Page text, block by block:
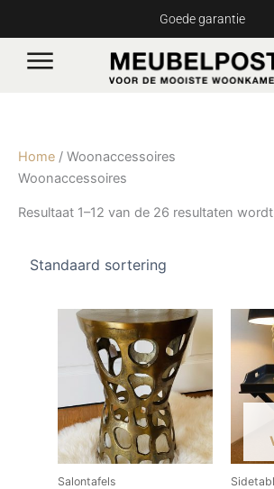
inhoud
Goede garantie
Home / Woonaccessoires
Woonaccessoires
Resultaat 1–12 van de 26 resultaten
Salontafels